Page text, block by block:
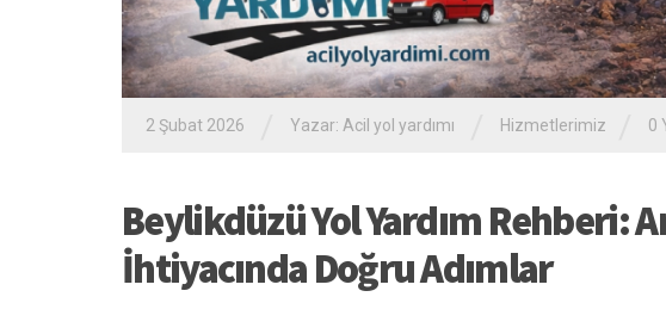
2 Şubat 2026 Yazar: Acil yol yardımı Hizmetlerimiz 0
Beylikdüzü Yol Yardım Rehberi:
İhtiyacında Doğru Adımlar